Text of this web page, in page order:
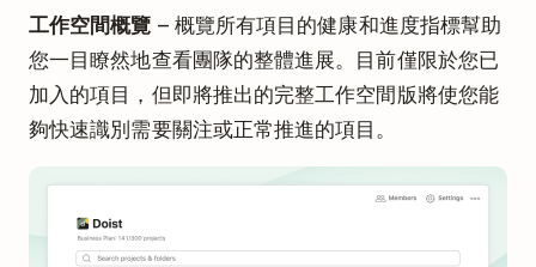
工作空間概覽 – 概覽所有項目的健康和進度指標幫助
您一目瞭然地查看團隊的整體進展。目前僅限於您已
加入的項目，但即將推出的完整工作空間版將使您能
夠快速識別需要關注或正常推進的項目。